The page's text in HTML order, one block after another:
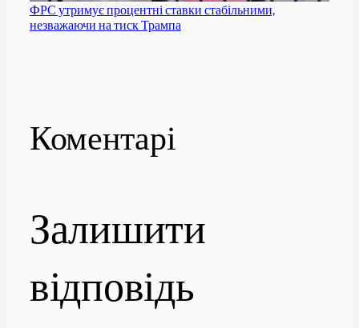
ФРС утримує процентні ставки стабільними,
незважаючи на тиск Трампа
Коментарі
Залишити
відповідь